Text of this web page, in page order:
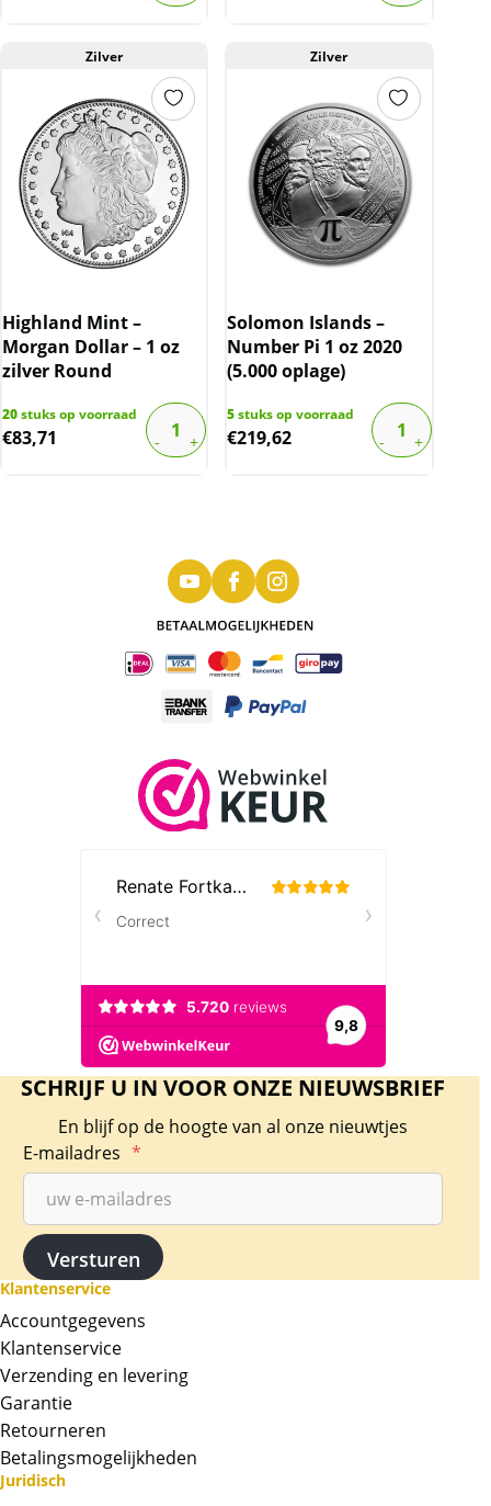
Zilver
Highland Mint –
Morgan Dollar – 1 oz
zilver Round
20stuks op voorraad
€83,71
Zilver
Solomon Islands –
Number Pi 1 oz 2020
(5.000 oplage)
5stuks op voorraad
€219,62
SCHRIJF U IN VOOR ONZE NIEUWSBRIEF
En blijf op de hoogte van al onze nieuwtjes
E-mailadres *
Klantenservice
Accountgegevens
Klantenservice
Verzending en levering
Garantie
Retourneren
Betalingsmogelijkheden
Juridisch